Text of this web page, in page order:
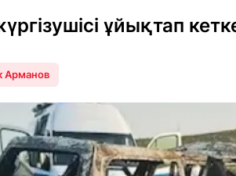
ұйықтап
Арманов